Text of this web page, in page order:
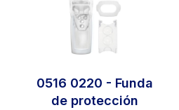
0516 0220 - Funda
de protección